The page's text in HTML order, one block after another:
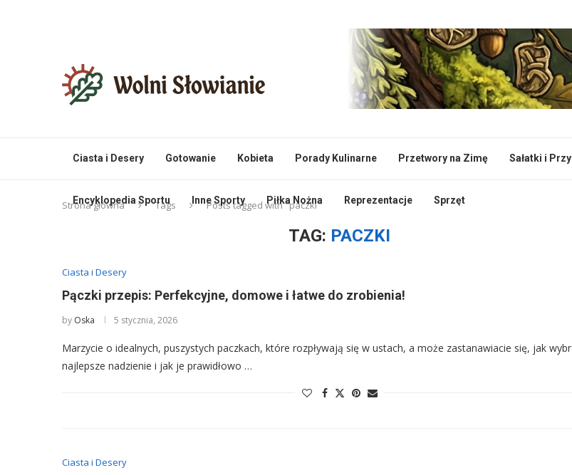
Ciasta i Desery Gotowanie Kobieta Porady Kulinarne Przetwory na Zimę Sałatki i
Encyklopedia Sportu Inne Sporty Piłka Nożna Reprezentacje Sprzęt
Strona główna Tags Posts tagged with "paczki"
TAG: PACZKI
Ciasta i Desery
Pączki przepis: Perfekcyjne, domowe i łatwe do zrobienia!
by Oska 5 stycznia, 2026
Marzycie o idealnych, puszystych paczkach, które rozpływają się w ustach, a może zastanawiacie się, jak
najlepsze nadzienie i jak je prawidłowo …
Ciasta i Desery